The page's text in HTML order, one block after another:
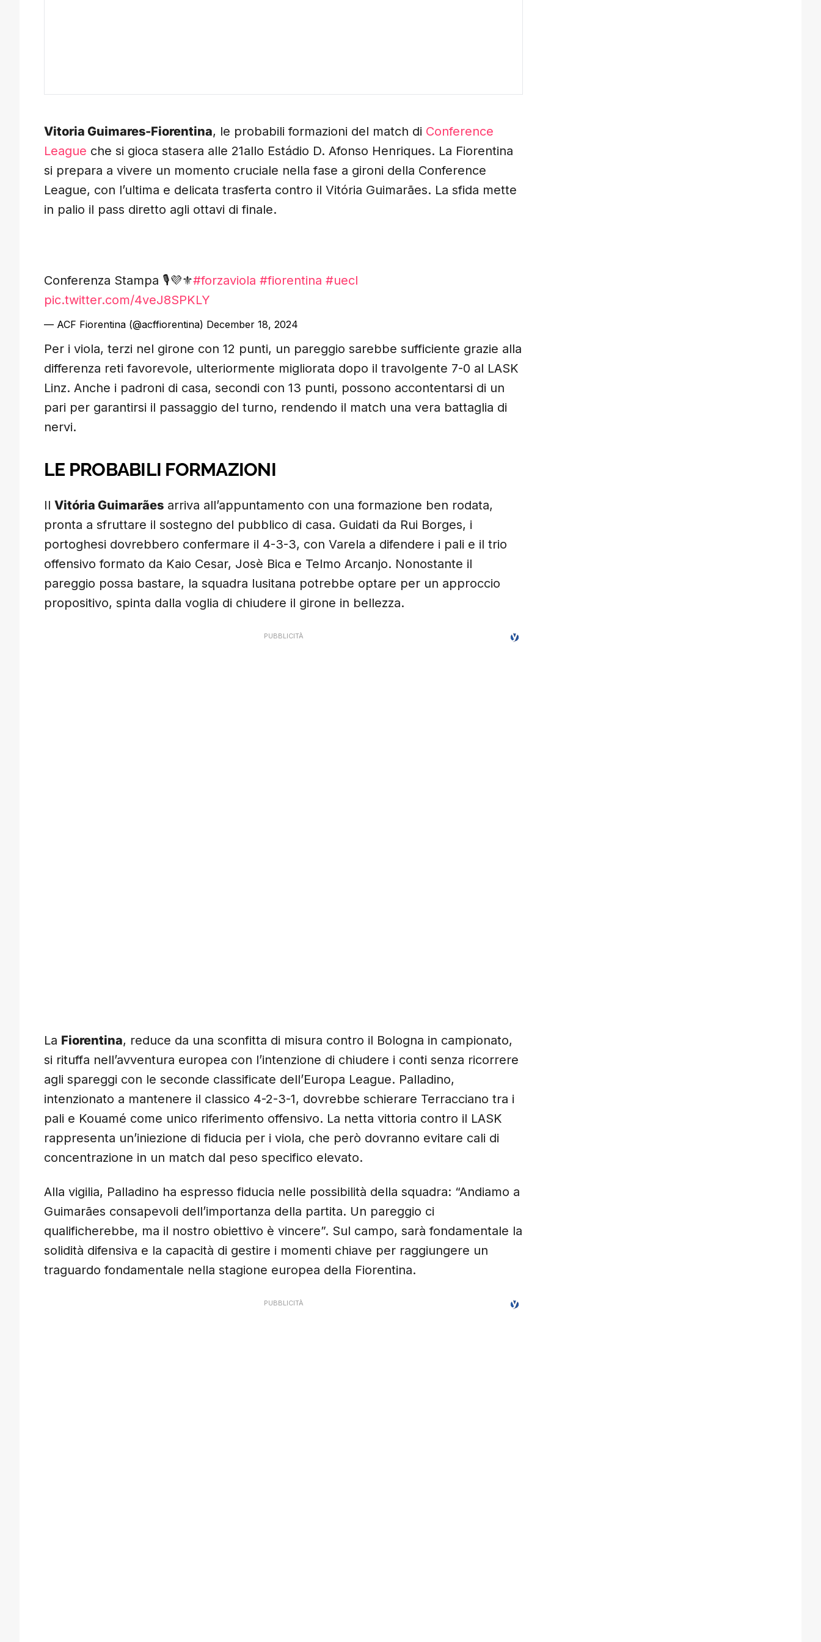
Vitoria Guimares-Fiorentina, le probabili formazioni del match di Conference
League che si gioca stasera alle 21allo Estádio D. Afonso Henriques. La Fiorentina
si prepara a vivere un momento cruciale nella fase a gironi della Conference
League, con l’ultima e delicata trasferta contro il Vitória Guimarães. La sfida mette
in palio il pass diretto agli ottavi di finale.
Conferenza Stampa 🎙️💜⚜️#forzaviola #fiorentina #uecl
pic.twitter.com/4veJ8SPKLY
— ACF Fiorentina (@acffiorentina) December 18, 2024
Per i viola, terzi nel girone con 12 punti, un pareggio sarebbe sufficiente grazie alla
differenza reti favorevole, ulteriormente migliorata dopo il travolgente 7-0 al LASK
Linz. Anche i padroni di casa, secondi con 13 punti, possono accontentarsi di un
pari per garantirsi il passaggio del turno, rendendo il match una vera battaglia di
nervi.
LE PROBABILI FORMAZIONI
Il Vitória Guimarães arriva all’appuntamento con una formazione ben rodata,
pronta a sfruttare il sostegno del pubblico di casa. Guidati da Rui Borges, i
portoghesi dovrebbero confermare il 4-3-3, con Varela a difendere i pali e il trio
offensivo formato da Kaio Cesar, Josè Bica e Telmo Arcanjo. Nonostante il
pareggio possa bastare, la squadra lusitana potrebbe optare per un approccio
propositivo, spinta dalla voglia di chiudere il girone in bellezza.
La Fiorentina, reduce da una sconfitta di misura contro il Bologna in campionato,
si rituffa nell’avventura europea con l’intenzione di chiudere i conti senza ricorrere
agli spareggi con le seconde classificate dell’Europa League. Palladino,
intenzionato a mantenere il classico 4-2-3-1, dovrebbe schierare Terracciano tra i
pali e Kouamé come unico riferimento offensivo. La netta vittoria contro il LASK
rappresenta un’iniezione di fiducia per i viola, che però dovranno evitare cali di
concentrazione in un match dal peso specifico elevato.
Alla vigilia, Palladino ha espresso fiducia nelle possibilità della squadra: “Andiamo a
Guimarães consapevoli dell’importanza della partita. Un pareggio ci
qualificherebbe, ma il nostro obiettivo è vincere”. Sul campo, sarà fondamentale la
solidità difensiva e la capacità di gestire i momenti chiave per raggiungere un
traguardo fondamentale nella stagione europea della Fiorentina.